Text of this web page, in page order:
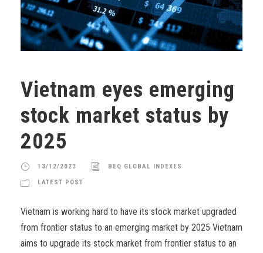
Vietnam eyes emerging
stock market status by
2025
13/12/2023 BEQ GLOBAL INDEXES
LATEST POST
Vietnam is working hard to have its stock market upgraded
from frontier status to an emerging market by 2025 Vietnam
aims to upgrade its stock market from frontier status to an